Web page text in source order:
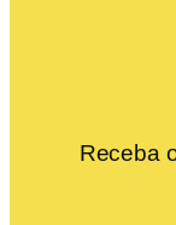
Receba